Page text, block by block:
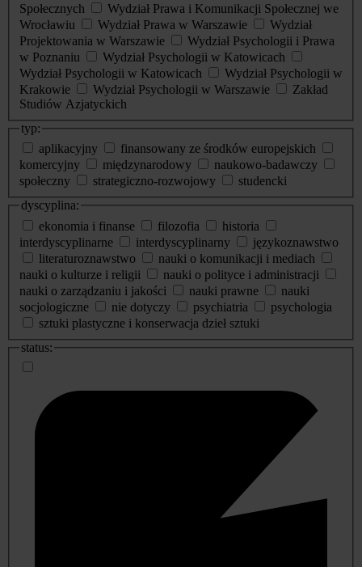
Społecznych
Wydział Prawa i Komunikacji Społecznej we
Wrocławiu
Wydział Prawa w Warszawie
Wydział
Projektowania w Warszawie
Wydział Psychologii i Prawa
w Poznaniu
Wydział Psychologii w Katowicach
Wydział Psychologii w Katowicach
Wydział Psychologii w
Krakowie
Wydział Psychologii w Warszawie
Zakład
Studiów Azjatyckich
typ:
aplikacyjny
finansowany ze środków europejskich
komercyjny
międzynarodowy
naukowo-badawczy
społeczny
strategiczno-rozwojowy
studencki
dyscyplina:
ekonomia i finanse
filozofia
historia
interdyscyplinarne
interdyscyplinarny
językoznawstwo
literaturoznawstwo
nauki o komunikacji i mediach
nauki o kulturze i religii
nauki o polityce i administracji
nauki o zarządzaniu i jakości
nauki prawne
nauki
socjologiczne
nie dotyczy psychiatria
psychologia
sztuki plastyczne i konserwacja dzieł sztuki
status: